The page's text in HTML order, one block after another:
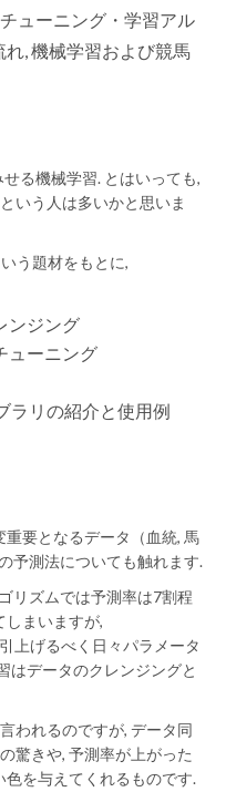
ューニング・学習アル
, 機械学習および競馬
る機械学習. とはいっても,
いう人は多いかと思いま
う題材をもとに,
ンジング
ューニング
ラリの紹介と使用例
重要となるデータ（血統, 馬
予測法についても触れます.
リズムでは予測率は7割程
しまいますが,
上げるべく日々パラメータ
はデータのクレンジングと
われるのですが, データ同
驚きや, 予測率が上がった
色を与えてくれるものです.